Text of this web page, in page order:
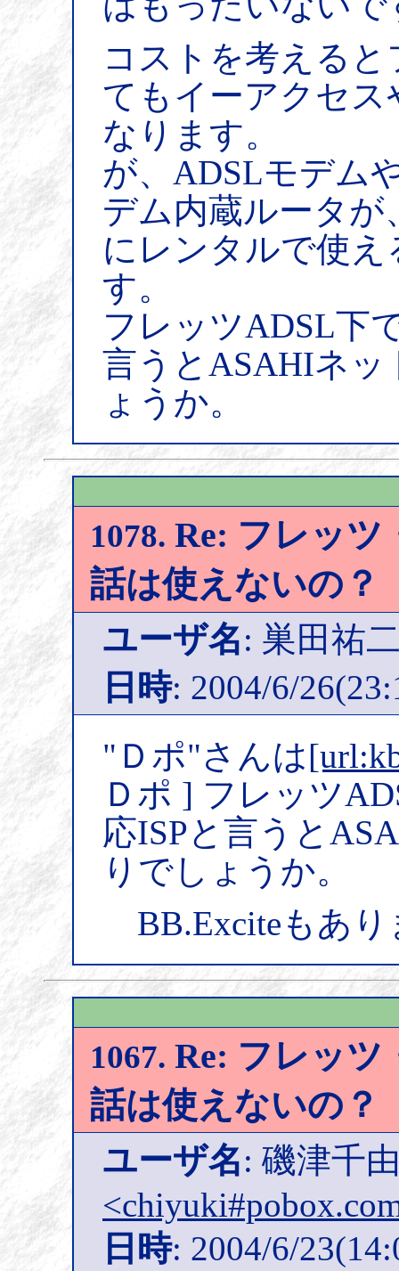
コストを考える
てもイーアクセス
なります。
が、ADSLモデム
デム内蔵ルータが
にレンタルで使
す。
フレッツADSL下
言うとASAHIネ
ょうか。
1078. Re: フレッツ
話は使えないの？
ユーザ名: 巣田祐
日時: 2004/6/
"Ｄポ"さんは
Ｄポ ] フレッツ
応ISPと言うと
りでしょうか。
BB.Exciteもあり
1067. Re: フレッツ
話は使えないの？
ユーザ名: 磯津千
日時: 2004/6/